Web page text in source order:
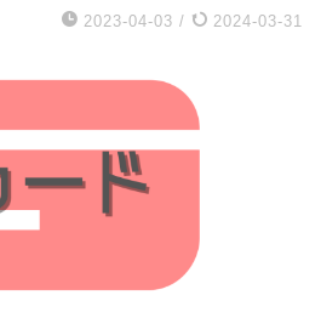
2023-04-03 / 2024-03-31